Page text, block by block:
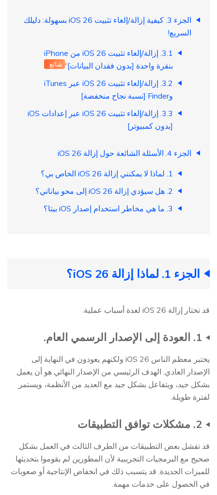
الجزء 3. كيفية إزالة/إلغاء تثبيت iOS 26 بسهولة: دليلك
السريع!
3.1. إزالة/إلغاء تثبيت iOS 26 من iPhone
بنقرة واحدة [بدون فقدان البيانات]
شائع
3.2. إزالة/إلغاء تثبيت iOS 26 عبر iTunes
وFinder [نسبة نجاح منخفضة]
3.3. إزالة/إلغاء تثبيت iOS 26 عبر إعدادات iOS
[بدون كمبيوتر]
الجزء 4. الأسئلة الشائعة حول إزالة iOS 26
1. لماذا لا يمكنني إزالة iOS 26 الخاص بي؟
2. هل سيؤدي إزالة iOS 26 إلى محو بياناتي؟
3. ما هي مخاطر استخدام إصدار iOS بيتا؟
الجزء 1. لماذا إزالة iOS 26؟
قد تختار إزالة iOS 26 لعدة أسباب عملية.
1. العودة إلى الإصدار الرسمي العام.
يختبر معظم الناس iOS 26 ولكنهم يعودون في النهاية إلى
الإصدار العادي. الهدف الرئيسي من الإصدار النهائي هو أن يعمل
بشكل جيد، ويتفاعل بشكل جيد مع العديد من الأنظمة، ويستمر
لفترة طويلة.
2. مشكلات توافق التطبيقات
قد تفشل بعض التطبيقات من الطرف الثالث في العمل بشكل
صحيح مع البرمجيات التجريبية لأن المطورين لم يقوموا بتحديثها
للميزات الجديدة. قد يتسبب ذلك في انخفاض الإنتاجية أو صعوبات
في الحصول على خدمات مهمة.